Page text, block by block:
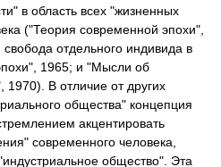
в область всех "жизненных
("Теория современной эпохи",
отдельного индивида в
1965; и "Мысли об
В отличие от других
общества" концепция
акцентировать
современного человека,
общество". Эта